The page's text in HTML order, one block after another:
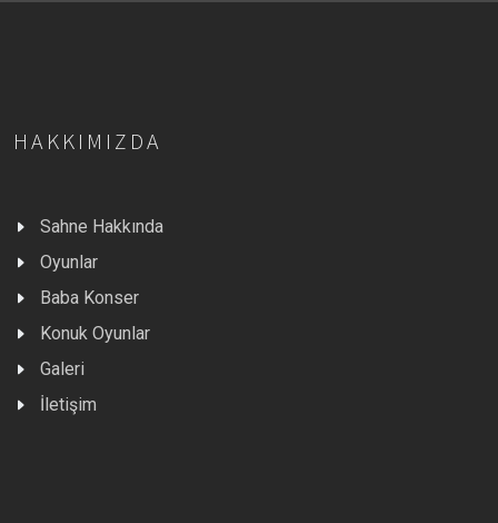
HAKKIMIZDA
Sahne Hakkında
Oyunlar
Baba Konser
Konuk Oyunlar
Galeri
İletişim